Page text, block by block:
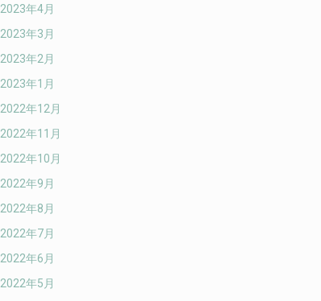
2023年4月
2023年3月
2023年2月
2023年1月
2022年12月
2022年11月
2022年10月
2022年9月
2022年8月
2022年7月
2022年6月
2022年5月